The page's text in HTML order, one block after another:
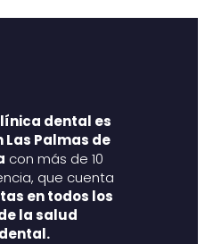
dental es
Palmas de
con más de 10
que cuenta
en todos los
la salud